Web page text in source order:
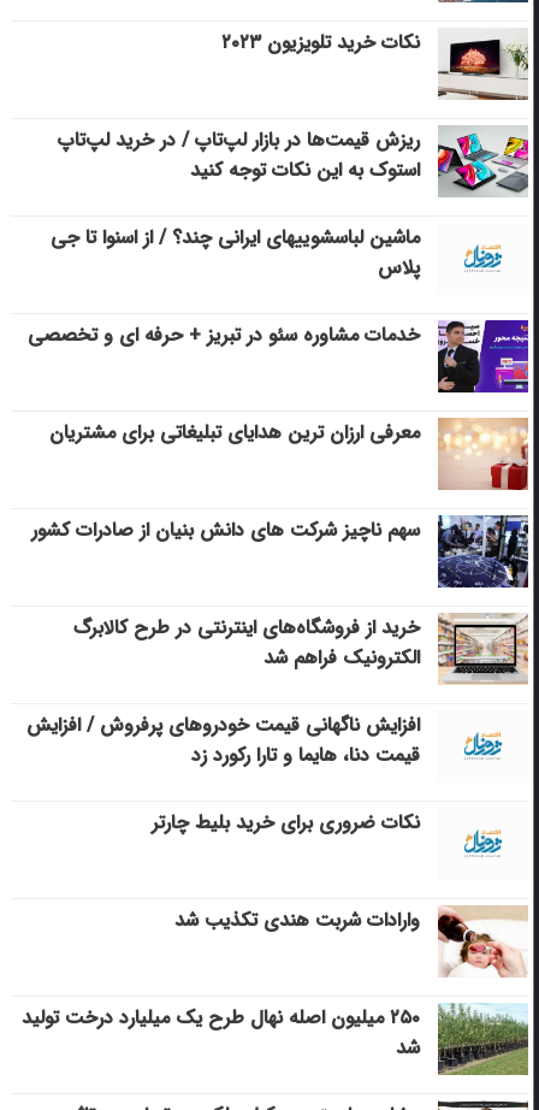
نکات خرید تلویزیون ۲۰۲۳
ریزش قیمت‌ها در بازار لپ‌تاپ / در خرید لپ‌تاپ
استوک به این نکات توجه کنید
ماشین لباسشویی‎های ایرانی چند؟ / از اسنوا تا جی
پلاس
خدمات مشاوره سئو در تبریز + حرفه ای و تخصصی
معرفی ارزان ترین هدایای تبلیغاتی برای مشتریان
سهم ناچیز شرکت های دانش بنیان از صادرات کشور
خرید از فروشگاه‌های اینترنتی در طرح کالابرگ
الکترونیک فراهم شد
افزایش ناگهانی قیمت خودروهای پرفروش / افزایش
قیمت دنا، هایما و تارا رکورد زد
نکات ضروری برای خرید بلیط چارتر
وارادات شربت هندی تکذیب شد
۲۵۰ میلیون اصله نهال طرح یک میلیارد درخت تولید
شد